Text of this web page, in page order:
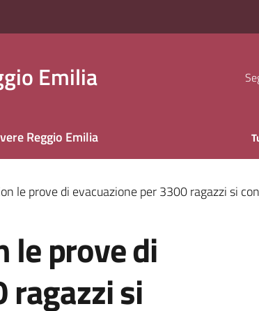
Emilia
Reggio Emilia
le prove di evacuazione per 3300 ragazzi si
le prove di
ragazzi si